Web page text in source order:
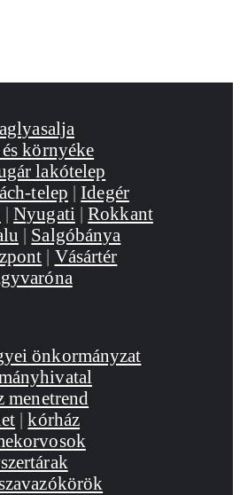
környéke
lakótelep
telep |Idegér
|Nyugati |Rokkant
| Salgóbánya
| Vásártér
önkormányzat
menetrend
|kórház